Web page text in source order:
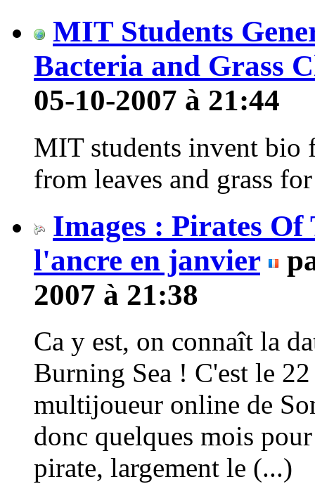
MIT Students
Bacteria and Grass
05-10-2007 à 21:44
MIT students invent bio
from leaves and grass
Images : Pirates Of
l'ancre en janvier
2007 à 21:38
Ca y est, on connaît la
Burning Sea ! C'est le
multijoueur online de
donc quelques mois
pirate, largement le (...)